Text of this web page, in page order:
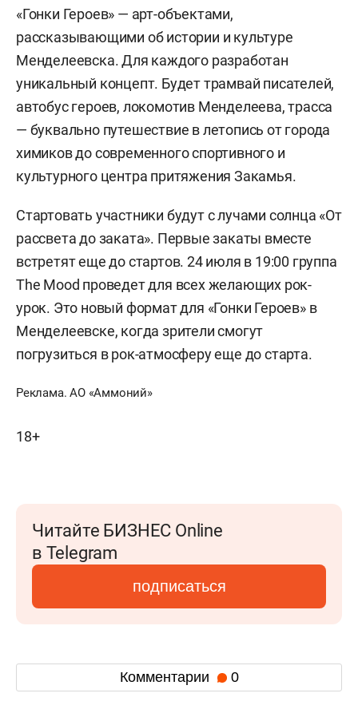
«Гонки Героев» — арт-объектами,
рассказывающими об истории и культуре
Менделеевска. Для каждого разработан
уникальный концепт. Будет трамвай писателей,
автобус героев, локомотив Менделеева, трасса
— буквально путешествие в летопись от города
химиков до современного спортивного и
культурного центра притяжения Закамья.
Стартовать участники будут с лучами солнца «От
рассвета до заката». Первые закаты вместе
встретят еще до стартов. 24 июля в 19:00 группа
The Mood проведет для всех желающих рок-
урок. Это новый формат для «Гонки Героев» в
Менделеевске, когда зрители смогут
погрузиться в рок-атмосферу еще до старта.
Реклама. АО «Аммоний»
18+
Читайте БИЗНЕС Online
в Telegram
подписаться
Комментарии 0